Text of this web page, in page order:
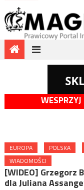
EUROPA POLSKA
WIADOMOŚCI
[WIDEO] Grzegorz
dla Juliana